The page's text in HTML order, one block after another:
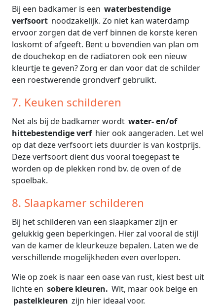
Bij een badkamer is een waterbestendige
verfsoort noodzakelijk. Zo niet kan waterdamp
ervoor zorgen dat de verf binnen de korste keren
loskomt of afgeeft. Bent u bovendien van plan om
de douchekop en de radiatoren ook een nieuw
kleurtje te geven? Zorg er dan voor dat de schilder
een roestwerende grondverf gebruikt.
7. Keuken schilderen
Net als bij de badkamer wordt water- en/of
hittebestendige verf hier ook aangeraden. Let wel
op dat deze verfsoort iets duurder is van kostprijs.
Deze verfsoort dient dus vooral toegepast te
worden op de plekken rond bv. de oven of de
spoelbak.
8. Slaapkamer schilderen
Bij het schilderen van een slaapkamer zijn er
gelukkig geen beperkingen. Hier zal vooral de stijl
van de kamer de kleurkeuze bepalen. Laten we de
verschillende mogelijkheden even overlopen.
Wie op zoek is naar een oase van rust, kiest best uit
lichte en sobere kleuren. Wit, maar ook beige en
pastelkleuren zijn hier ideaal voor.